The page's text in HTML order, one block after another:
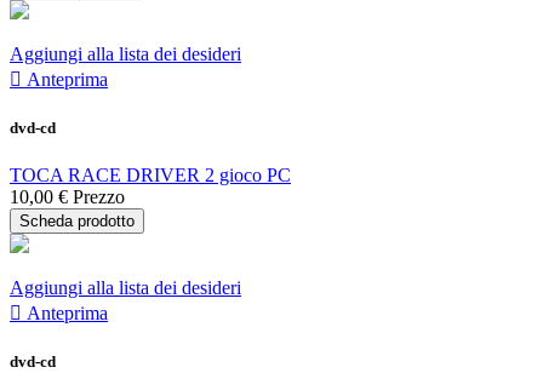
Aggiungi alla lista dei desideri
 Anteprima
dvd-cd
TOCA RACE DRIVER 2 gioco PC
10,00 € Prezzo
Scheda prodotto
Aggiungi alla lista dei desideri
 Anteprima
dvd-cd